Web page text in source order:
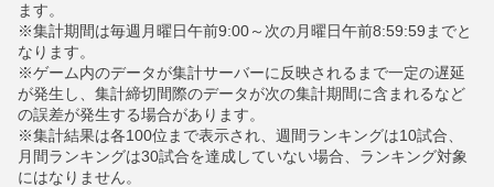
ます。
※集計期間は毎週月曜日午前9:00～次の月曜日午前8:59:59までと
なります。
※ゲーム内のデータが集計サーバーに反映されるまで一定の遅延
が発生し、集計締切間際のデータが次の集計期間に含まれるなど
の誤差が発生する場合があります。
※集計結果は各100位まで表示され、週間ランキングは10試合、
月間ランキングは30試合を達成していない場合、ランキング対象
にはなりません。